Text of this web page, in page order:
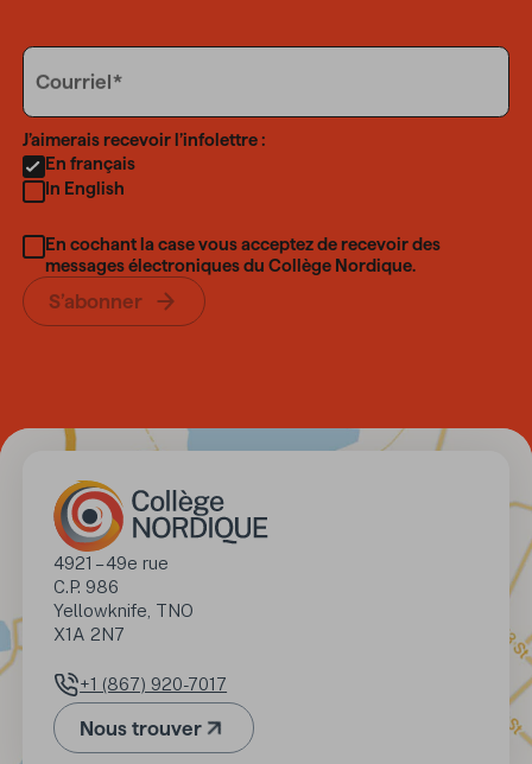
Email
Courriel
Language
J’aimerais recevoir l’infolettre :
En français
In English
En cochant la case vous acceptez de recevoir des
messages électroniques du Collège Nordique.
S’abonner
Adresse
4921 – 49e rue
C.P. 986
Yellowknife, TNO
X1A 2N7
Numéro de téléphone
+1 (867) 920-7017
Nous trouver(Ouvre dans un nouvel onglet)